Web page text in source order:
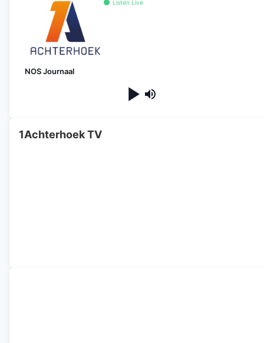
Listen Live
NOS Journaal
1Achterhoek TV